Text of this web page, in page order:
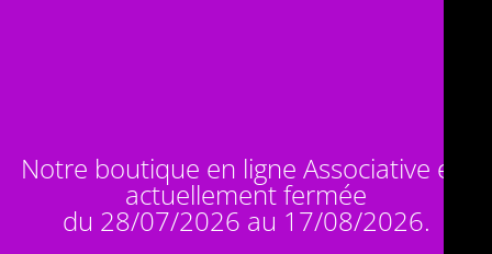
Notre boutique en ligne Associative est
actuellement fermée
du 28/07/2026 au 17/08/2026.